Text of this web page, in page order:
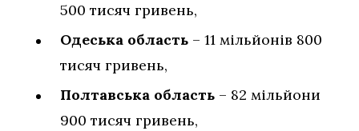
500 тисяч гривень,
Одеська область – 11 мільйонів 800
тисяч гривень,
Полтавська область – 82 мільйони
900 тисяч гривень,